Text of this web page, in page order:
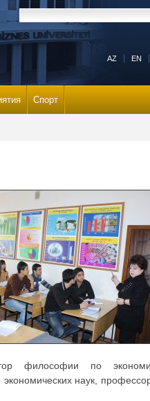
Спорт
философии по
экономических наук,
AZ EN